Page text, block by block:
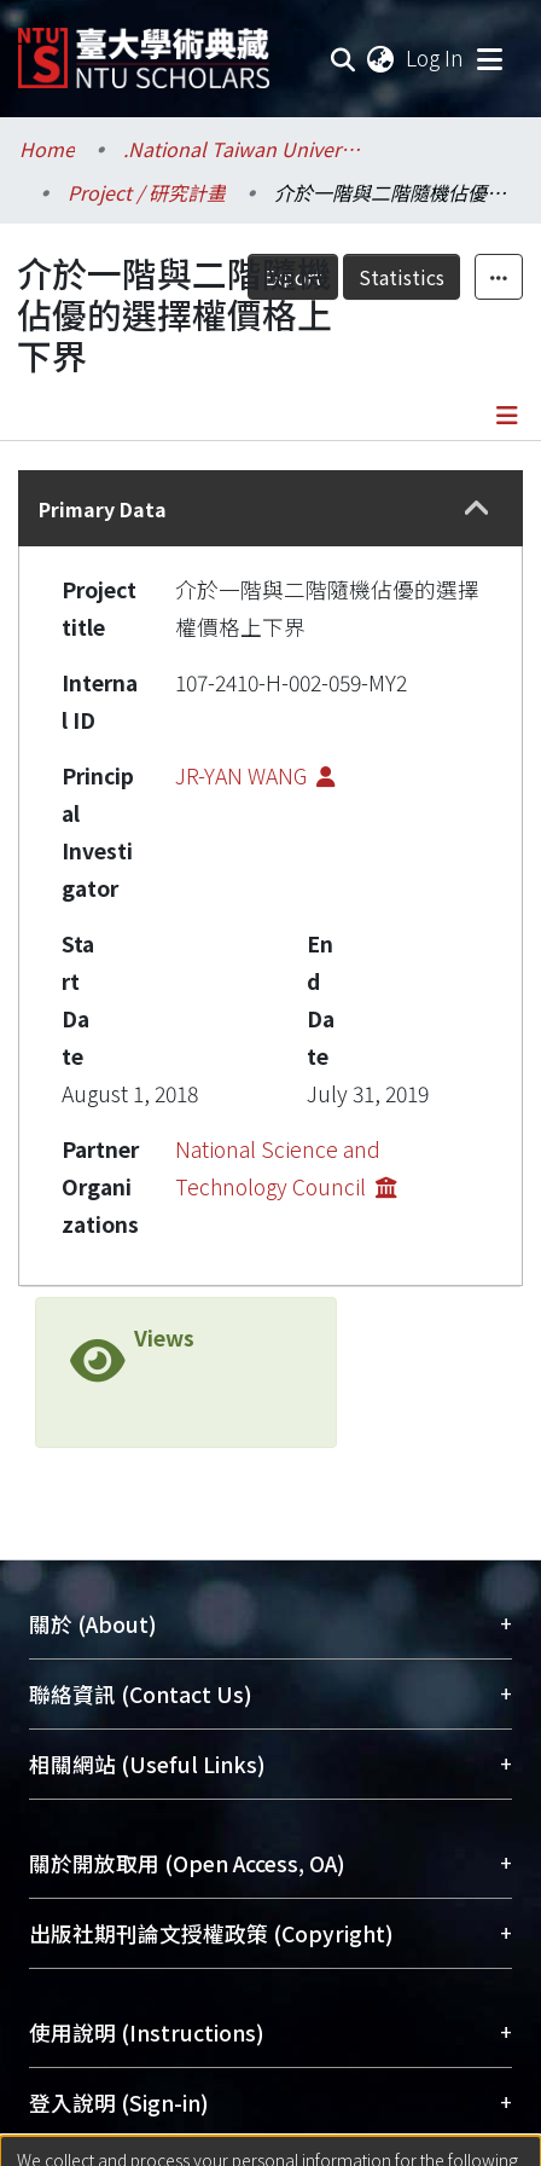
Log In
Communities & Collections
Research Outputs
Fundings & Projects
Researchers
Statistics
Home
.National Taiwan University / 國立臺灣大學
Project / 研究計畫
介於一階與二階隨機佔優的選擇權價格上下界
Export Statistics
介於一階與二階隨機
佔優的選擇權價格上
下界
Details
Primary Data
Project
title
介於一階與二階隨機佔優的選擇
權價格上下界
Interna
l ID
107-2410-H-002-059-MY2
Princip
al
Investi
gator
JR-YAN WANG
Sta
rt
Da
te
August 1, 2018
En
d
Da
te
July 31, 2019
Partner
Organi
zations
National Science and
Technology Council
Views
關於 (About) +
臺大位居世界頂尖大學之列，為永久珍藏及向國際
展現本校豐碩的研究成果及學術能量，圖書館整合
機構典藏（NTUR）與學術庫（AH）不同功能平
台，成為臺大學術典藏NTU scholars。期能整合研
成果。
To permanently archive and promote researcher
profiles and scholarly works, Library integrates the
services of “NTU Repository” with “Academic
聯絡資訊 (Contact Us) +
總館學科館員(Main Library)
醫學圖書館學科館員(Medical Library)
Sciences Library)
相關網站 (Useful Links) +
關於開放取用 (Open Access, OA) +
開放取用是從使用者角度提升資訊取用性的社會運
動，應用在學術研究上是透過將研究著作公開供使
用逐年攀升。同時可加速研究發展、提升研究影響
Archive）平台。 （點選深入了解OA）
出版社期刊論文授權政策 (Copyright) +
含部分內容的版權非匯入者所有，或由第三方贊
助與合作完成，請確認該版權所有者及第三方同
意提供此授權。
Please represent that the submission is your
original work, and that you have the right to
使用說明 (Instructions) +
網站簡介(Quickstart Guide)
使用手冊(Instruction Manual)
登入說明 (Sign-in) +
We collect and process your personal information for the following